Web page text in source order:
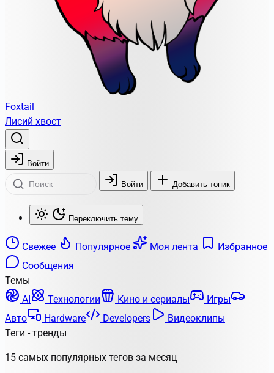
Foxtail
Лисий хвост
Войти
Войти Добавить топик
Переключить тему
Свежее Популярное Моя лента
Избранное
Сообщения
Темы
AI
Технологии Кино и сериалы
Игры
Авто
Hardware Developers
Видеоклипы
Теги - тренды
15 самых популярных тегов за месяц